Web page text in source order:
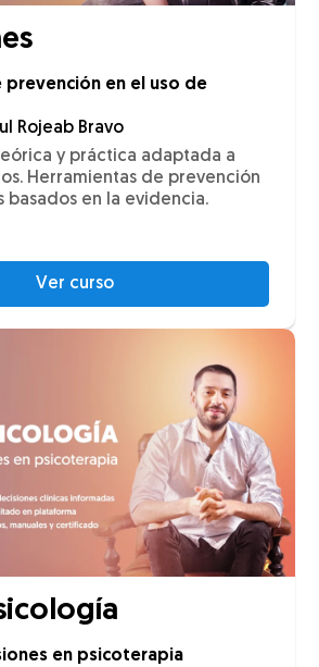
prevención en el uso de
Rojeab Bravo
y práctica adaptada a
Herramientas de prevención
basados en la evidencia.
Ver curso
en psicoterapia